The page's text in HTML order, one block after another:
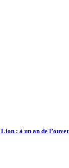
: à un an de